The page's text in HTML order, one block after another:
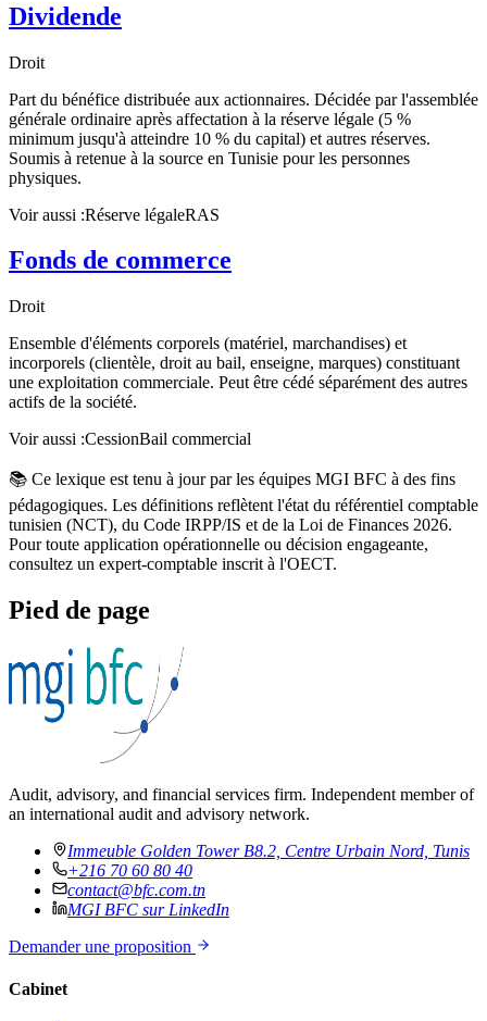
Dividende
Droit
Part du bénéfice distribuée aux actionnaires. Décidée par l'assemblée
générale ordinaire après affectation à la réserve légale (5 %
minimum jusqu'à atteindre 10 % du capital) et autres réserves.
Soumis à retenue à la source en Tunisie pour les personnes
physiques.
Voir aussi :Réserve légaleRAS
Fonds de commerce
Droit
Ensemble d'éléments corporels (matériel, marchandises) et
incorporels (clientèle, droit au bail, enseigne, marques) constituant
une exploitation commerciale. Peut être cédé séparément des autres
actifs de la société.
Voir aussi :CessionBail commercial
📚 Ce lexique est tenu à jour par les équipes MGI BFC à des fins
pédagogiques. Les définitions reflètent l'état du référentiel comptable
tunisien (NCT), du Code IRPP/IS et de la Loi de Finances 2026.
Pour toute application opérationnelle ou décision engageante,
consultez un expert-comptable inscrit à l'OECT.
Pied de page
Audit, advisory, and financial services firm. Independent member of
an international audit and advisory network.
Immeuble Golden Tower B8.2, Centre Urbain Nord, Tunis
+216 70 60 80 40
contact@bfc.com.tn
MGI BFC sur LinkedIn
Demander une proposition
Cabinet